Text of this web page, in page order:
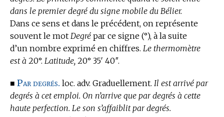
dans le premier degré du signe mobile du Bélier.
Dans ce sens et dans le précédent, on représente
souvent le mot Degré par ce signe (°), à la suite
d’un nombre exprimé en chiffres. Le thermomètre
est à 20°. Latitude, 20° 35′ 40″.
■ Par degrés. loc. adv. Graduellement. Il est arrivé par
degrés à cet emploi. On n’arrive que par degrés à cette
haute perfection. Le son s’affaiblit par degrés.